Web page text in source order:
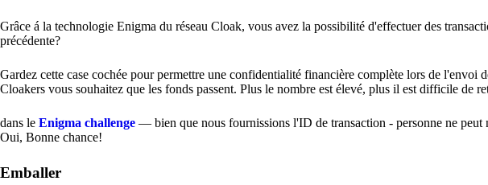
Grâce á la technologie Enigma du réseau Cloak, vous avez la possibilité d'effectuer des
précédente?
Gardez cette case cochée pour permettre une confidentialité financière complète lors de
Cloakers vous souhaitez que les fonds passent. Plus le nombre est élevé, plus il est difficile de
dans le Enigma challenge — bien que nous fournissions l'ID de transaction - personne ne
Oui, Bonne chance!
Emballer